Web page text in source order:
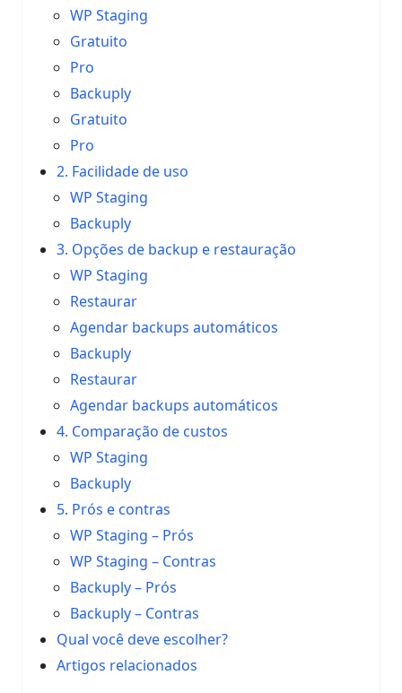
WP Staging
Gratuito
Pro
Backuply
Gratuito
Pro
2. Facilidade de uso
WP Staging
Backuply
3. Opções de backup e restauração
WP Staging
Restaurar
Agendar backups automáticos
Backuply
Restaurar
Agendar backups automáticos
4. Comparação de custos
WP Staging
Backuply
5. Prós e contras
WP Staging – Prós
WP Staging – Contras
Backuply – Prós
Backuply – Contras
Qual você deve escolher?
Artigos relacionados